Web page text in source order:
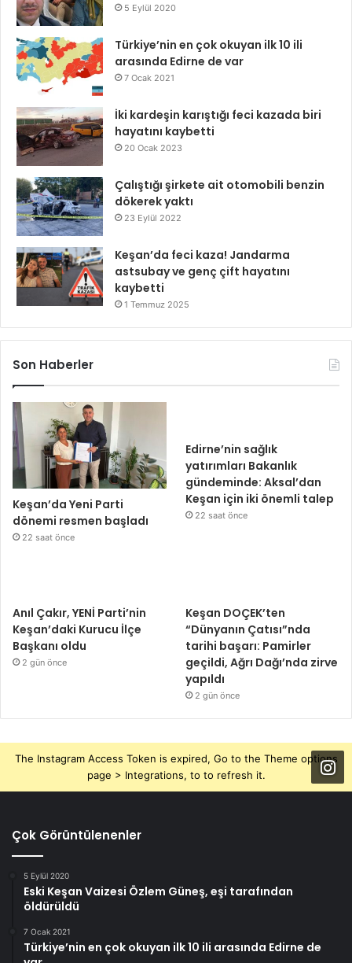
5 Eylül 2020
Türkiye’nin en çok okuyan ilk 10 ili
arasında Edirne de var
7 Ocak 2021
İki kardeşin karıştığı feci kazada biri
hayatını kaybetti
20 Ocak 2023
Çalıştığı şirkete ait otomobili benzin
dökerek yaktı
23 Eylül 2022
Keşan’da feci kaza! Jandarma
astsubay ve genç çift hayatını
kaybetti
1 Temmuz 2025
Son Haberler
Keşan’da Yeni Parti
dönemi resmen başladı
22 saat önce
Edirne’nin sağlık
yatırımları Bakanlık
gündeminde: Aksal’dan
Keşan için iki önemli talep
22 saat önce
Anıl Çakır, YENİ Parti’nin
Keşan’daki Kurucu İlçe
Başkanı oldu
2 gün önce
Keşan DOÇEK’ten
“Dünyanın Çatısı”nda
tarihi başarı: Pamirler
geçildi, Ağrı Dağı’nda zirve
yapıldı
2 gün önce
The Instagram Access Token is expired, Go to the Theme options
page > Integrations, to to refresh it.
Çok Görüntülenenler
5 Eylül 2020
Eski Keşan Vaizesi Özlem Güneş, eşi tarafından
öldürüldü
7 Ocak 2021
Türkiye’nin en çok okuyan ilk 10 ili arasında Edirne de